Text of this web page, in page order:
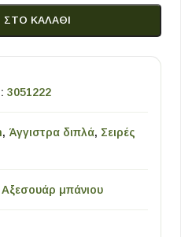
ΚΑΛΆΘΙ
3051222
, Άγγιστρα διπλά, Σειρές
Αξεσουάρ μπάνιου